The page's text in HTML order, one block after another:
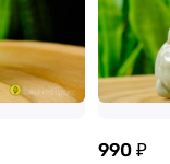
990 ₽